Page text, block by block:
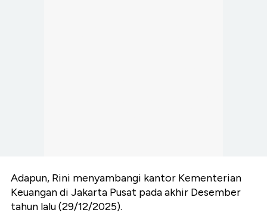
Adapun, Rini menyambangi kantor Kementerian
Keuangan di Jakarta Pusat pada akhir Desember
tahun lalu (29/12/2025).